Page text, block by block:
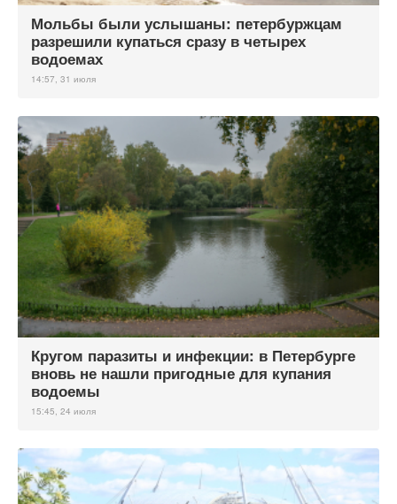
Мольбы были услышаны: петербуржцам
разрешили купаться сразу в четырех
водоемах
14:57, 31 июля
Кругом паразиты и инфекции: в Петербурге
вновь не нашли пригодные для купания
водоемы
15:45, 24 июля